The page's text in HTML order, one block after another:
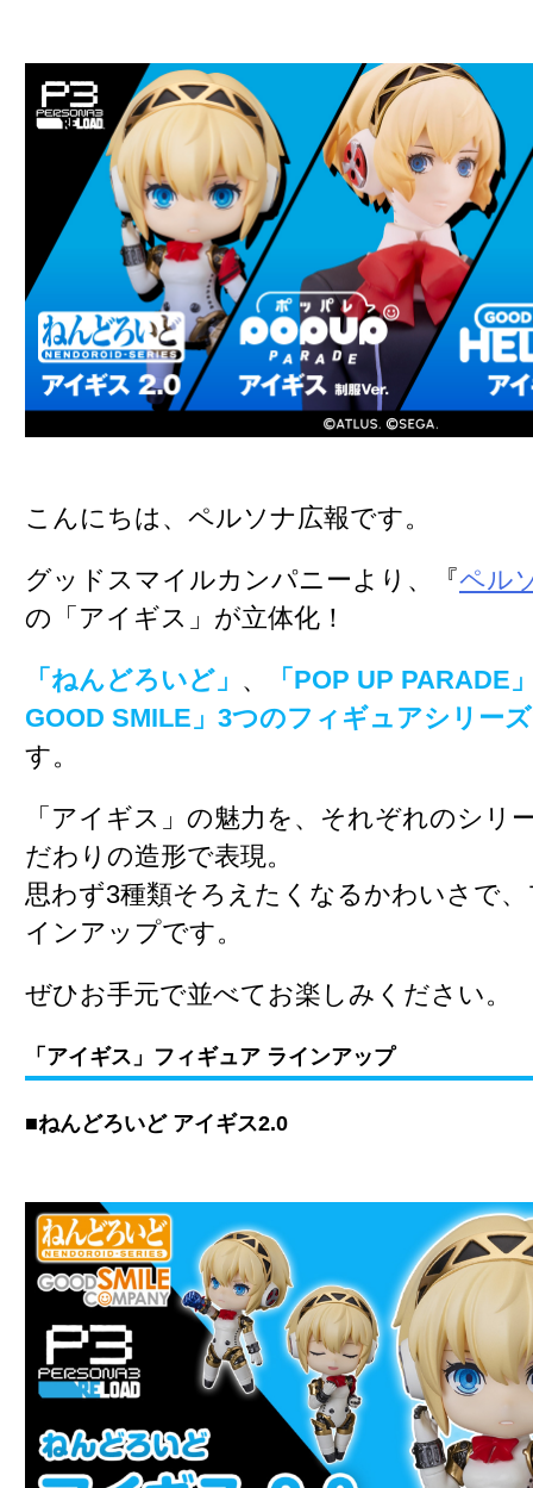
こんにちは、ペルソナ広報です。
グッドスマイルカンパニーより、『ペル
の「アイギス」が立体化！
「ねんどろいど」 、
「POP UP PARADE
GOOD SMILE」 3つのフィギュアシリー
す。
「アイギス」の魅力を、それぞれのシリ
だわりの造形で表現。
思わず3種類そろえたくなるかわいさで
インアップです。
ぜひお手元で並べてお楽しみください。
「アイギス」フィギュア ラインアップ
■ねんどろいど アイギス2.0